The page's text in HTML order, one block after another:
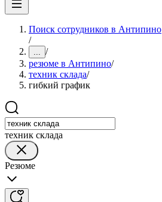
Поиск сотрудников в Антипино
/
... /
резюме в Антипино/
техник склада/
гибкий график
техник склада
Резюме